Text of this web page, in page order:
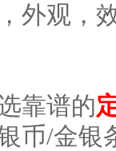
外观，
靠谱的
币/金